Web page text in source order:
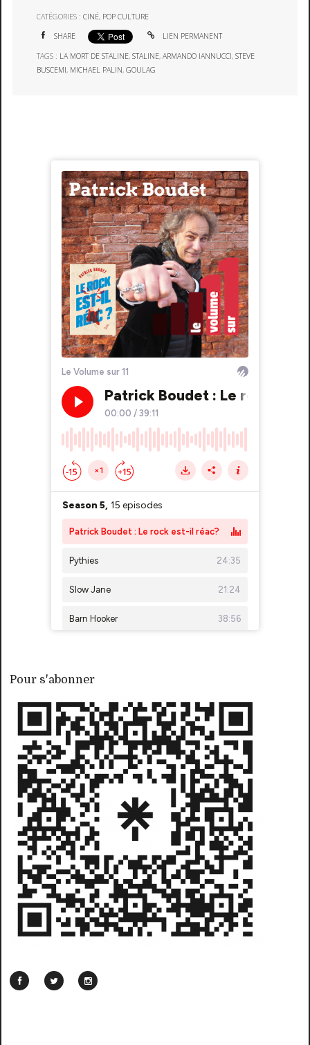
Pour s'abonner
CATÉGORIES :CINÉ, POP CULTURE
SHARE LIEN PERMANENT
TAGS : LA MORT DE STALINE,STALINE,ARMANDO IANNUCCI,STEVE
BUSCEMI, MICHAEL PALIN,GOULAG